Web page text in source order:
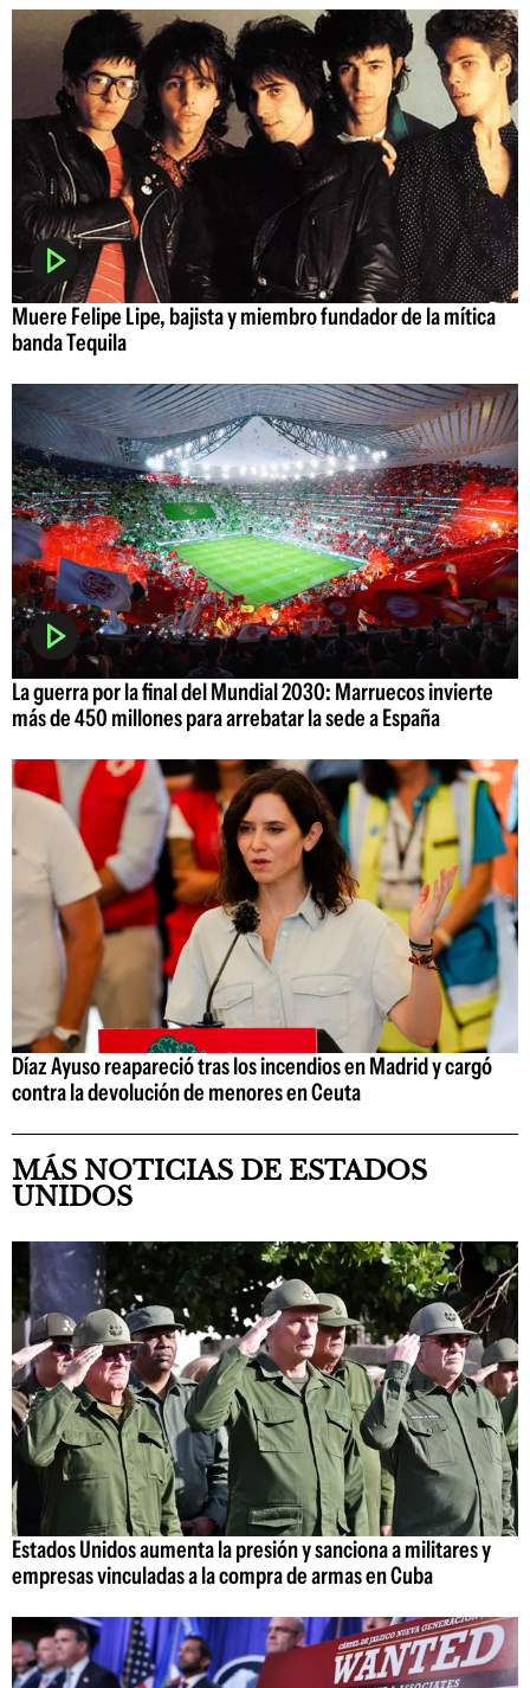
Muere Felipe Lipe, bajista y miembro fundador de la mítica
banda Tequila
La guerra por la final del Mundial 2030: Marruecos invierte
más de 450 millones para arrebatar la sede a España
Díaz Ayuso reapareció tras los incendios en Madrid y cargó
contra la devolución de menores en Ceuta
MÁS NOTICIAS DE ESTADOS
UNIDOS
Estados Unidos aumenta la presión y sanciona a militares y
empresas vinculadas a la compra de armas en Cuba